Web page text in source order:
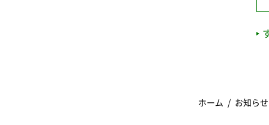
ホーム お知らせ